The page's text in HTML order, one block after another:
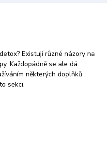
Existují různé názory na
Každopádně se ale dá
některých doplňků
sekci.